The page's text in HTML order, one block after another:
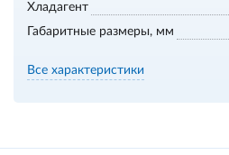
Хладагент
Габаритные размеры, мм
Все характеристики